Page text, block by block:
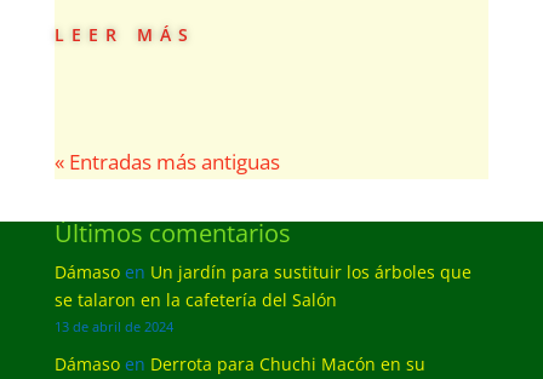
leer más
« Entradas más antiguas
Últimos comentarios
Dámasoen Un jardín para sustituir los árboles que
se talaron en la cafetería del Salón
13 de abril de 2024
Dámasoen Derrota para Chuchi Macón en su